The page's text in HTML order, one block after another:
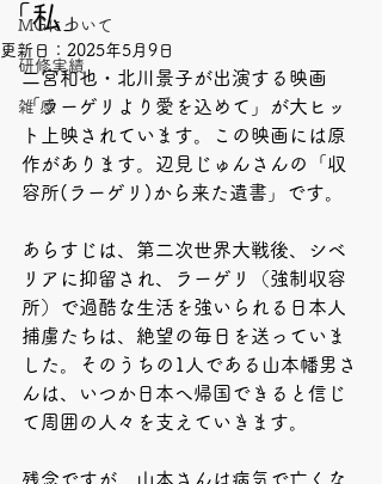
MGについて
研修実績
雑 感
「私」
更新日： 2025年5月9日
二宮和也・北川景子が出演する映画
「ラーゲリより愛を込めて」が大ヒッ
ト上映されています。この映画には原
作があります。辺見じゅんさんの「収
容所(ラーゲリ)から来た遺書」です。
あらすじは、第二次世界大戦後、シベ
リアに抑留され、ラーゲリ（強制収容
所）で過酷な生活を強いられる日本人
捕虜たちは、絶望の毎日を送っていま
した。そのうちの1人である山本幡男さ
んは、いつか日本へ帰国できると信じ
て周囲の人々を支えていきます。
残念ですが、山本さんは病気で亡くな